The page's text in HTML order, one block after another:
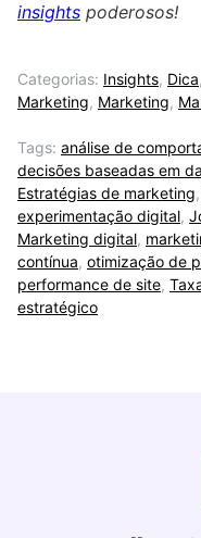
insights poderosos!
Categorias: Insights, Dica
Marketing, Marketing,
Tags: análise de
decisões baseadas em
Estratégias de marketing,
experimentação digital,
Marketing digital,
contínua, otimização de
performance de site,
estratégico